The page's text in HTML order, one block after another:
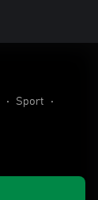
• Sport
•